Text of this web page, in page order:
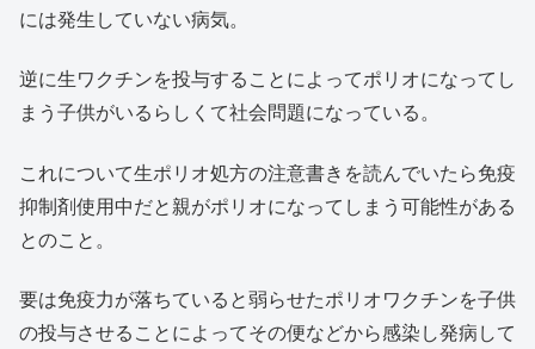
には発生していない病気。
逆に生ワクチンを投与することによってポリオになってし
まう子供がいるらしくて社会問題になっている。
これについて生ポリオ処方の注意書きを読んでいたら免疫
抑制剤使用中だと親がポリオになってしまう可能性がある
とのこと。
要は免疫力が落ちていると弱らせたポリオワクチンを子供
の投与させることによってその便などから感染し発病して